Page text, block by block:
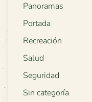
Panoramas
Portada
Recreación
Salud
Seguridad
Sin categoría